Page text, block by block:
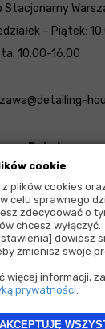
cookie
plików cookies
celu sprawnego
zdecydować o
chcesz wyłączyć.
dowiesz
zmienisz swoje
więcej informacji,
prywatności.
AKCEPTUJĘ
Stacjonarny
– Piątek:
10:00-16:00
Rekcin
Sp. z o.o. sp.k.
1
Rekcin
Copyrights by |